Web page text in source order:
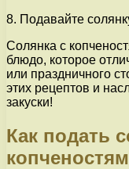
8. Подавайте
Солянка с
блюдо, которое
или праздничного
этих рецептов и
закуски!
Как подать